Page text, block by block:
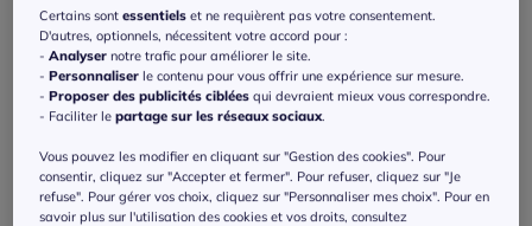
Veste en tricot polaire avec capuche et
glissière à poches
Réf : 124.888.001 5 /5 - 1avis
Couleur :olive
Choisir une couleur :
Certains sontessentiels et ne requièrent pas votre consentement.
D'autres, optionnels, nécessitent votre accord pour :
-Analyser notre trafic pour améliorer le site.
-Personnaliser le contenu pour vous offrir une expérience sur mesure.
-Proposer des publicités ciblées qui devraient mieux vous correspondre.
- Faciliter lepartage sur les réseaux sociaux
Vous pouvez les modifier en cliquant sur "Gestion des cookies". Pour
consentir, cliquez sur "Accepter et fermer". Pour refuser, cliquez sur "Je
refuse". Pour gérer vos choix, cliquez sur "Personnaliser mes choix". Pour en
savoir plus sur l'utilisation des cookies et vos droits, consultez